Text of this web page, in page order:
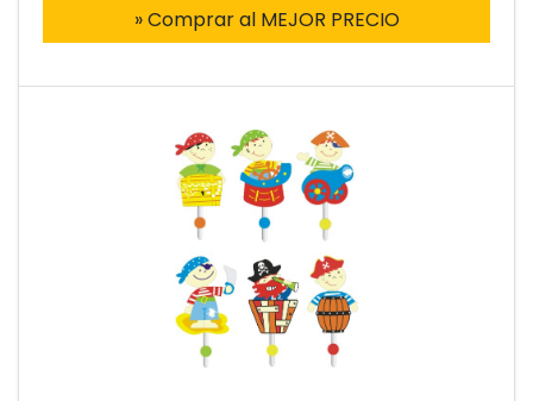
» Comprar al MEJOR PRECIO